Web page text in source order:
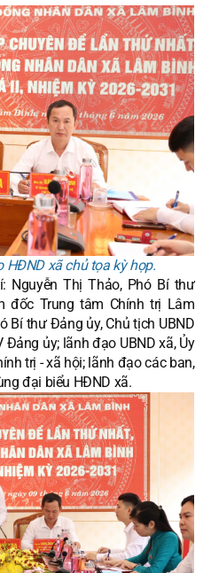
HĐND xã chủ tọa kỳ họp.
Nguyễn Thị Thảo, Phó Bí thư
đốc Trung tâm Chính trị Lâm
Bí thư Đảng ủy, Chủ tịch UBND
Đảng ủy; lãnh đạo UBND xã, Ủy
trị - xã hội; lãnh đạo các ban,
đại biểu HĐND xã.